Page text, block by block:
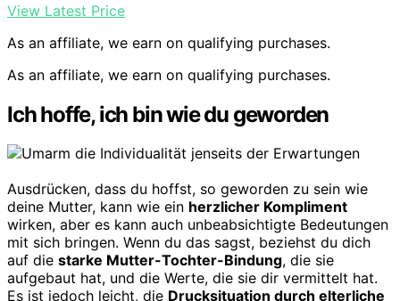
View Latest Price
As an affiliate, we earn on qualifying purchases.
As an affiliate, we earn on qualifying purchases.
Ich hoffe, ich bin wie du geworden
Ausdrücken, dass du hoffst, so geworden zu sein wie
deine Mutter, kann wie ein herzlicher Kompliment
wirken, aber es kann auch unbeabsichtigte Bedeutungen
mit sich bringen. Wenn du das sagst, beziehst du dich
auf die starke Mutter-Tochter-Bindung, die sie
aufgebaut hat, und die Werte, die sie dir vermittelt hat.
Es ist jedoch leicht, die Drucksituation durch elterliche